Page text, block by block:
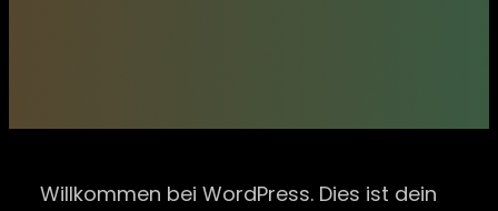
Willkommen bei WordPress. Dies ist dein